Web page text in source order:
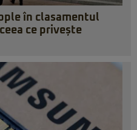
în clasamentul
ce privește